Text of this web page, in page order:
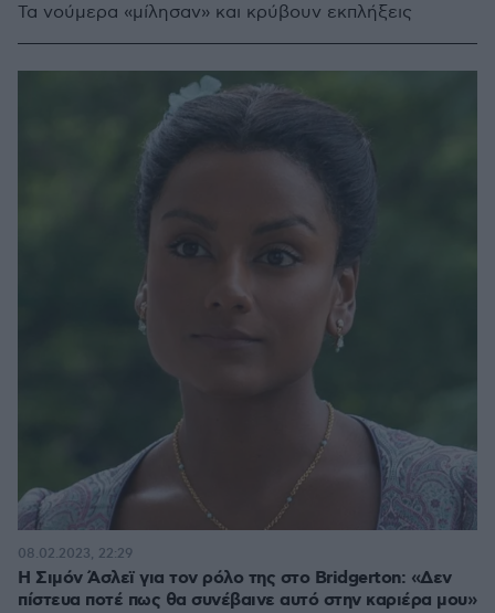
Τα νούμερα «μίλησαν» και κρύβουν εκπλήξεις
Η Σιμόν Άσλεϊ για τον ρόλο της στο Bridgerton: «Δεν
πίστευα ποτέ πως θα συνέβαινε αυτό στην καριέρα μου»
08.02.2023, 22:29